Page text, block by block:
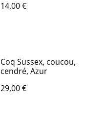
14,00 €
Coq Sussex, coucou,
cendré, Azur
29,00 €